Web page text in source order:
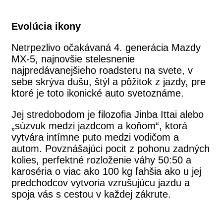
Evolúcia ikony
Netrpezlivo očakávaná 4. generácia Mazdy
MX-5, najnovšie stelesnenie
najpredávanejšieho roadsteru na svete, v
sebe skrýva dušu, štýl a pôžitok z jazdy, pre
ktoré je toto ikonické auto svetoznáme.
Jej stredobodom je filozofia Jinba Ittai alebo
„súzvuk medzi jazdcom a koňom“, ktorá
vytvára intímne puto medzi vodičom a
autom. Povznášajúci pocit z pohonu zadných
kolies, perfektné rozloženie váhy 50:50 a
karoséria o viac ako 100 kg ľahšia ako u jej
predchodcov vytvoria vzrušujúcu jazdu a
spoja vás s cestou v každej zákrute.